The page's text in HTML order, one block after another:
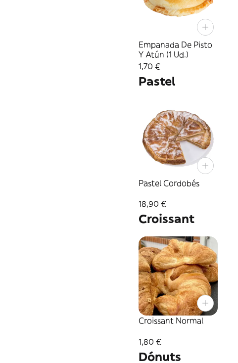
Empanada De Pisto
Y Atún (1 Ud.)
1,70 €
Pastel
Pastel Cordobés
18,90 €
Croissant
Croissant Normal
1,80 €
Dónuts